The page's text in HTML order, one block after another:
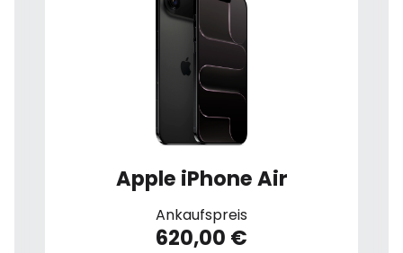
Apple iPhone Air
Ankaufspreis
620,00 €